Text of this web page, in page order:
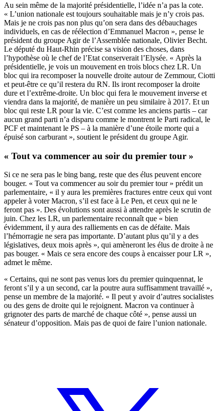
Au sein même de la majorité présidentielle, l’idée n’a pas la cote.
« L’union nationale est toujours souhaitable mais je n’y crois pas.
Mais je ne crois pas non plus qu’on sera dans des débauchages
individuels, en cas de réélection d’Emmanuel Macron », pense le
président du groupe Agir de l’Assemblée nationale, Olivier Becht.
Le député du Haut-Rhin précise sa vision des choses, dans
l’hypothèse où le chef de l’Etat conserverait l’Elysée. « Après la
présidentielle, je vois un mouvement en trois blocs chez LR. Un
bloc qui ira recomposer la nouvelle droite autour de Zemmour, Ciotti
et peut-être ce qu’il restera du RN. Ils iront recomposer la droite
dure et l’extrême-droite. Un bloc qui fera le mouvement inverse et
viendra dans la majorité, de manière un peu similaire à 2017. Et un
bloc qui reste LR pour la vie. C’est comme les anciens partis – car
aucun grand parti n’a disparu comme le montrent le Parti radical, le
PCF et maintenant le PS – à la manière d’une étoile morte qui a
épuisé son carburant », soutient le président du groupe Agir.
« Tout va commencer au soir du premier tour »
Si ce ne sera pas le bing bang, reste que des élus peuvent encore
bouger. « Tout va commencer au soir du premier tour » prédit un
parlementaire, « il y aura les premières fractures entre ceux qui vont
appeler à voter Macron, s’il est face à Le Pen, et ceux qui ne le
feront pas ». Des évolutions sont aussi à attendre après le scrutin de
juin. Chez les LR, un parlementaire reconnaît que « bien
évidemment, il y aura des ralliements en cas de défaite. Mais
l’hémorragie ne sera pas importante. D’autant plus qu’il y a des
législatives, deux mois après », qui amèneront les élus de droite à ne
pas bouger. « Mais ce sera encore des coups à encaisser pour LR »,
admet le même.
« Certains, qui ne sont pas venus lors du premier quinquennat, le
feront s’il y a un second, car la poutre aura suffisamment travaillé »,
pense un membre de la majorité. « Il peut y avoir d’autres socialistes
ou des gens de droite qui le rejoignent. Macron va continuer à
grignoter des parts de marché de chaque côté », pense aussi un
sénateur d’opposition. Mais pas de quoi de faire l’union nationale.